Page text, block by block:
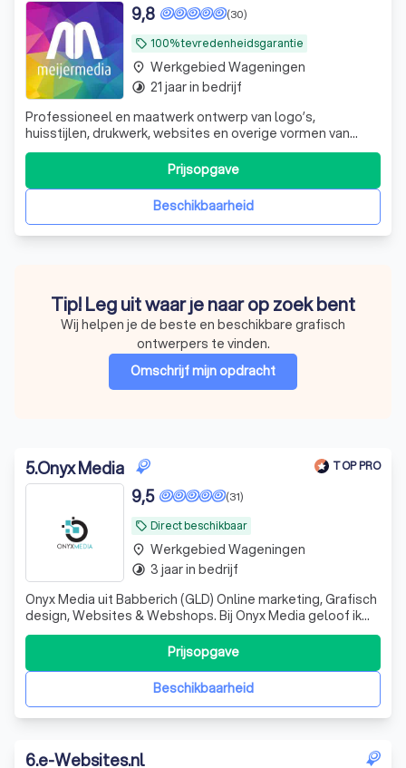
local_offer 100% tevredenheidsgarantie
(30)
9,8
Professioneel en maatwerk ontwerp van logo’s,
huisstijlen, drukwerk, websites en overige vormen van
creatieve communicatie. Flexibel, betrouwbaar, een
overvloed aan creativiteit en nette prijzen.
Beschikbaarheid
Prijsopgave
place Werkgebied Wageningen
timelapse 21 jaar in bedrijf
Tip! Leg uit waar je naar op zoek bent
Wij helpen je de beste en beschikbare grafisch
ontwerpers te vinden.
Omschrijf mijn opdracht
5.Onyx Media TOP PRO
local_offer Direct beschikbaar
(31)
9,5
Onyx Media uit Babberich (GLD) Online marketing, Grafisch
design, Websites & Webshops. Bij Onyx Media geloof ik
dat een goed ontworpen website de basis vormt voor een
succesvolle online aanwezigheid. Als one-stop-shop
onlinemarketing bureau vereenvoudig ik de stap naar
digitalisering van jouw bedriBeschikbaarheid
Prijsopgave
place Werkgebied Wageningen
timelapse 3 jaar in bedrijf
6.e-Websites.nl